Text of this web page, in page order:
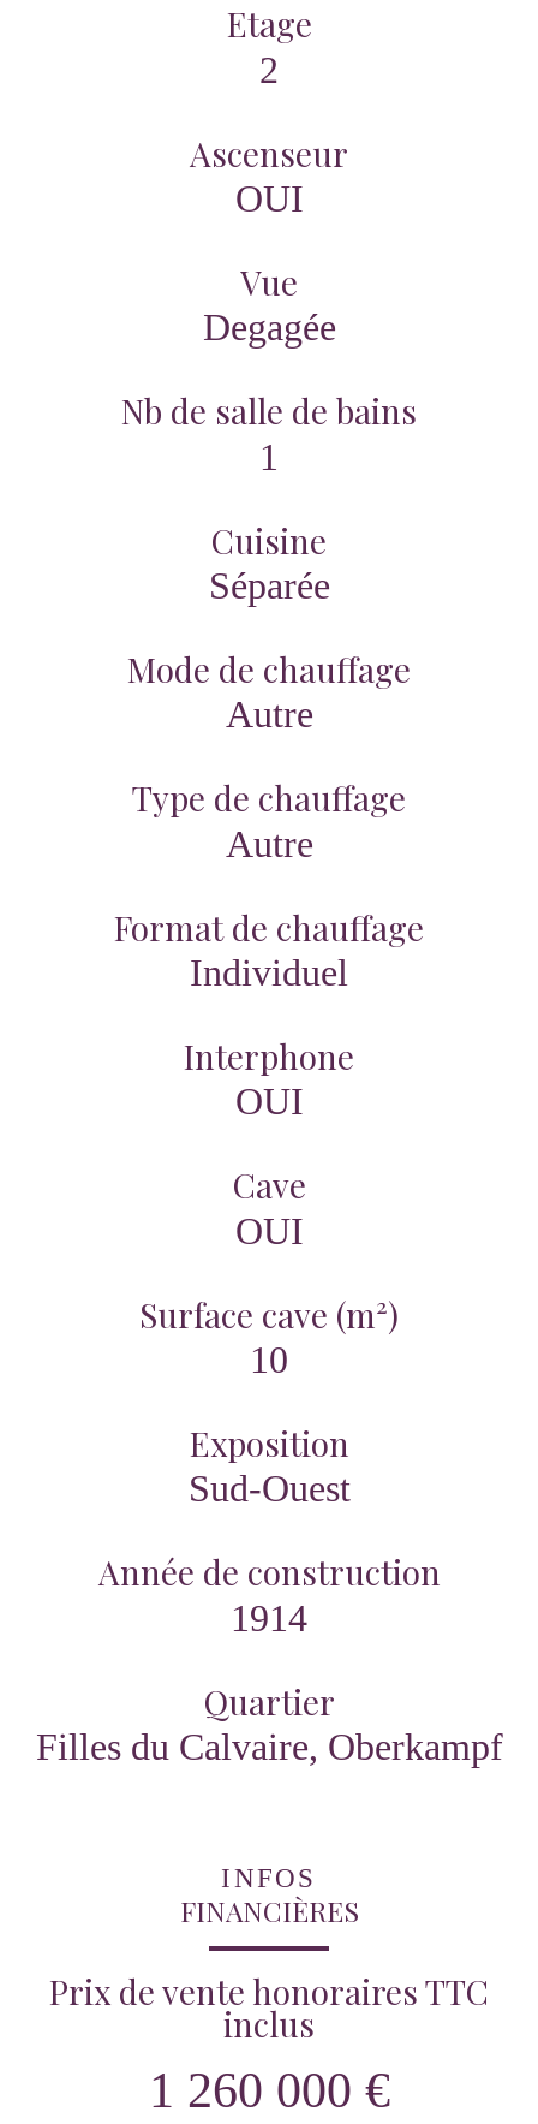
Etage
2
Ascenseur
OUI
Vue
Degagée
Nb de salle de bains
1
Cuisine
Séparée
Mode de chauffage
Autre
Type de chauffage
Autre
Format de chauffage
Individuel
Interphone
OUI
Cave
OUI
Surface cave (m²)
10
Exposition
Sud-Ouest
Année de construction
1914
Quartier
Filles du Calvaire, Oberkampf
INFOS
FINANCIÈRES
Prix de vente honoraires TTC
inclus
1 260 000 €